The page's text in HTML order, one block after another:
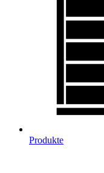
Produkte